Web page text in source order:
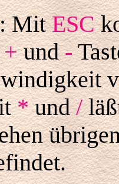
MitESC
+und-
*und/